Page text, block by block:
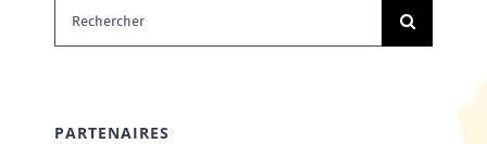
Rechercher:
PARTENAIRES